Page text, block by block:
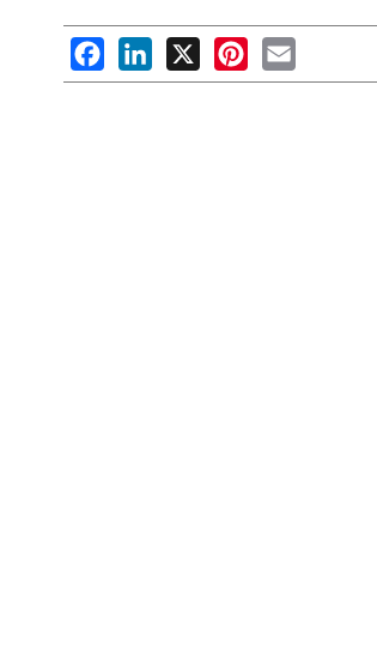
FacebookLinkedIn
X PinterestEmail